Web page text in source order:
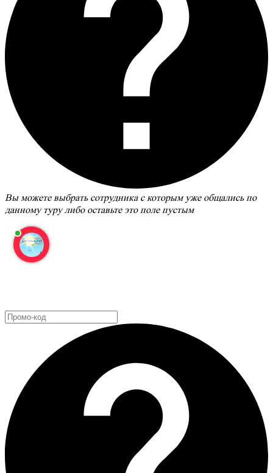
Вы можете выбрать сотрудника с которым уже общались по
данному туру либо оставьте это поле пустым